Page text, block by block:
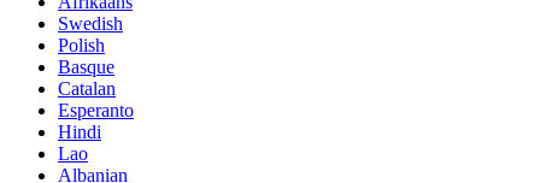
Swedish
Polish
Basque
Catalan
Esperanto
Hindi
Lao
Albanian